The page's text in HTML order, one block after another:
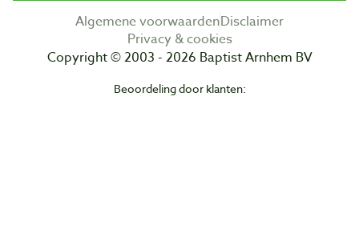
Algemene voorwaardenDisclaimer
Privacy & cookies
Copyright © 2003 - 2026 Baptist Arnhem BV
Beoordeling door klanten: